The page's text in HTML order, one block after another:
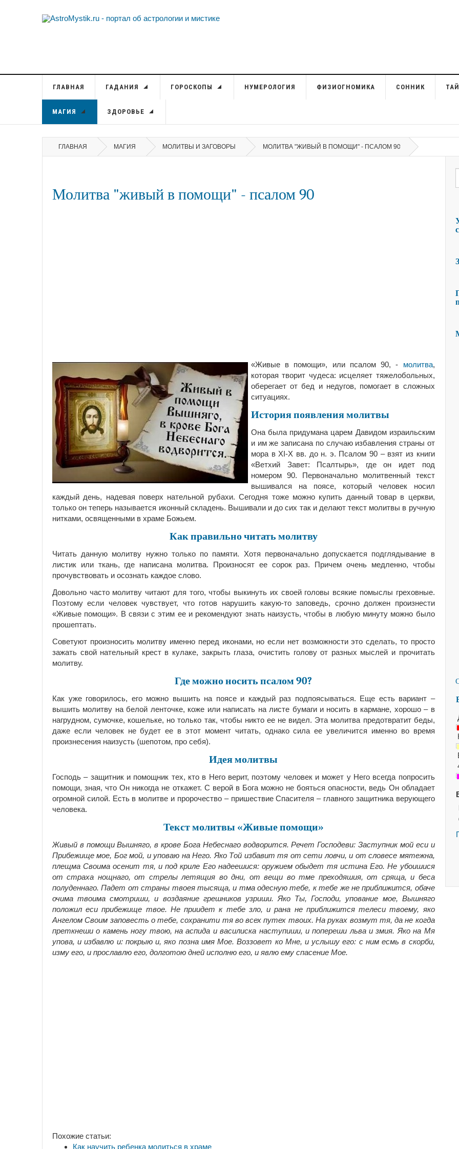
ГЛАВНАЯ ГАДАНИЯ ГОРОСКОПЫ НУМЕРОЛОГИЯ ФИЗИОГНОМИКА СОННИК
МАГИЯ ЗДОРОВЬЕ
ГЛАВНАЯ МАГИЯ МОЛИТВЫ И ЗАГОВОРЫ МОЛИТВА "ЖИВЫЙ В ПОМОЩИ" - ПСАЛОМ 90
Молитва "живый в помощи" - псалом 90
«Живые в помощи», или псалом 90, - молитва,
которая творит чудеса: исцеляет тяжелобольных,
оберегает от бед и недугов, помогает в сложных
ситуациях.
История появления молитвы
Она была придумана царем Давидом израильским
и им же записана по случаю избавления страны от
мора в XI-X вв. до н. э. Псалом 90 – взят из книги
«Ветхий Завет: Псалтырь», где он идет под
номером 90. Первоначально молитвенный текст
вышивался на поясе, который человек носил
каждый день, надевая поверх нательной рубахи. Сегодня тоже можно купить данный товар в церкви,
только он теперь называется иконный складень. Вышивали и до сих так и делают текст молитвы в ручную
нитками, освященными в храме Божьем.
Как правильно читать молитву
Читать данную молитву нужно только по памяти. Хотя первоначально допускается подглядывание в
листик или ткань, где написана молитва. Произносят ее сорок раз. Причем очень медленно, чтобы
прочувствовать и осознать каждое слово.
Довольно часто молитву читают для того, чтобы выкинуть их своей головы всякие помыслы греховные.
Поэтому если человек чувствует, что готов нарушить какую-то заповедь, срочно должен произнести
«Живые помощи». В связи с этим ее и рекомендуют знать наизусть, чтобы в любую минуту можно было
прошептать.
Советуют произносить молитву именно перед иконами, но если нет возможности это сделать, то просто
зажать свой нательный крест в кулаке, закрыть глаза, очистить голову от разных мыслей и прочитать
молитву.
Где можно носить псалом 90?
Как уже говорилось, его можно вышить на поясе и каждый раз подпоясываться. Еще есть вариант –
вышить молитву на белой ленточке, коже или написать на листе бумаги и носить в кармане, хорошо – в
нагрудном, сумочке, кошельке, но только так, чтобы никто ее не видел. Эта молитва предотвратит беды,
даже если человек не будет ее в этот момент читать, однако сила ее увеличится именно во время
произнесения наизусть (шепотом, про себя).
Идея молитвы
Господь – защитник и помощник тех, кто в Него верит, поэтому человек и может у Него всегда попросить
помощи, зная, что Он никогда не откажет. С верой в Бога можно не бояться опасности, ведь Он обладает
огромной силой. Есть в молитве и пророчество – пришествие Спасителя – главного защитника верующего
человека.
Текст молитвы «Живые помощи»
Живый в помощи Вышняго, в крове Бога Небеснаго водворится. Речет Господеви: Заступник мой еси и
Прибежище мое, Бог мой, и уповаю на Него. Яко Той избавит тя от сети ловчи, и от словесе мятежна,
плещма Своима осенит тя, и под криле Его надеешися: оружием обыдет тя истина Его. Не убоишися
от страха нощнаго, от стрелы летящия во дни, от вещи во тме преходяшия, от сряща, и беса
полуденнаго. Падет от страны твоея тысяща, и тма одесную тебе, к тебе же не приближится, обаче
очима твоима смотриши, и воздаяние грешников узриши. Яко Ты, Господи, упование мое, Вышняго
положил еси прибежище твое. Не приидет к тебе зло, и рана не приближится телеси твоему, яко
Ангелом Своим заповесть о тебе, сохранити тя во всех путех твоих. На руках возмут тя, да не когда
преткнеши о камень ногу твою, на аспида и василиска наступиши, и попереши льва и змия. Яко на Мя
упова, и избавлю и: покрыю и, яко позна имя Мое. Воззовет ко Мне, и услышу его: с ним есмь в скорби,
изму его, и прославлю его, долготою дней исполню его, и явлю ему спасение Мое.
Похожие статьи:
Как научить ребенка молиться в храме